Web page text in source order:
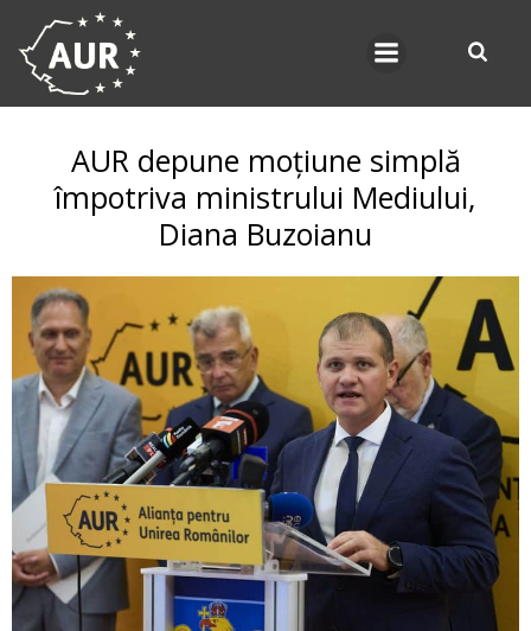
AUR depune moțiune simplă
împotriva ministrului Mediului,
Diana Buzoianu